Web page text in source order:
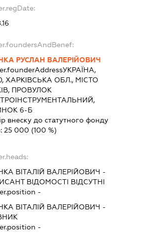
РУСЛАН ВАЛЕРІЙОВИЧ
УКРАЇНА,
ХАРКІВСЬКА ОБЛ., МІСТО
ПРОВУЛОК
6-Б
внеску до статутного фонду
25 000 (100 %)
ВІТАЛІЙ ВАЛЕРІЙОВИЧ -
ВІДОМОСТІ ВІДСУТНІ
-
ВІТАЛІЙ ВАЛЕРІЙОВИЧ -
-